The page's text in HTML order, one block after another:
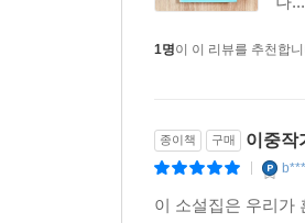
“문학을 너무 크고 위
“시대를 이끌어온 모
난처한 처지로 몰아넣
1명이 이 리뷰를 추천합
종이책 구매 이중작
이 소설집은 우리가